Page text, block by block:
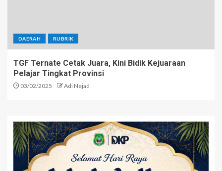
DAERAH RUBRIK
TGF Ternate Cetak Juara, Kini Bidik Kejuaraan
Pelajar Tingkat Provinsi
03/02/2025 Adi Nejad